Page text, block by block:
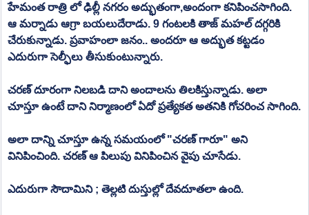
హేమంత రాత్రి లో ఢిల్లీ నగరం అద్భుతంగా,అందంగా కనిపించసాగింది.
ఆ మర్నాడు ఆగ్రా బయలుదేరాడు. 9 గంటలకి తాజ్ మహల్ దగ్గరికి
చేరుకున్నాడు. ప్రవాహంలా జనం.. అందరూ ఆ అద్భుత కట్టడం
ఎదురుగా సెల్ఫీలు తీసుకుంటున్నారు.
చరణ్ దూరంగా నిలబడి దాని అందాలను తిలకిస్తున్నాడు. అలా
చూస్తూ ఉంటే దాని నిర్మాణంలో ఏదో ప్రత్యేకత అతనికి గోచరించ సాగింది.
అలా దాన్ని చూస్తూ ఉన్న సమయంలో "చరణ్ గారూ" అని
వినిపించింది. చరణ్ ఆ పిలుపు వినిపించిన వైపు చూసేడు.
ఎదురుగా సౌదామిని ; తెల్లటి దుస్తుల్లో దేవదూతలా ఉంది.